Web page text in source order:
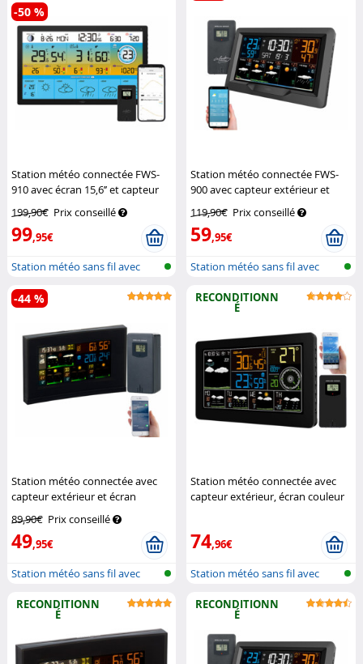
Station météo connectée FWS-
910 avec écran 15,6’’ et capteur
199,90€ Prix conseillé
99,95€
-50 %
Station météo sans fil avec
sonde e...
Station météo connectée FWS-
900 avec capteur extérieur et
Infactory
119,90€ Prix conseillé
59,95€
Station météo sans fil avec
Station météo connectée avec
capteur extérieur et écran
Infactory
89,90€ Prix conseillé
49,95€
-44 %
Station météo sans fil avec
RECONDITIONN
É
Station météo connectée avec
capteur extérieur, écran couleur
74,96€
Station météo sans fil avec
RECONDITIONN
É
RECONDITIONN
É